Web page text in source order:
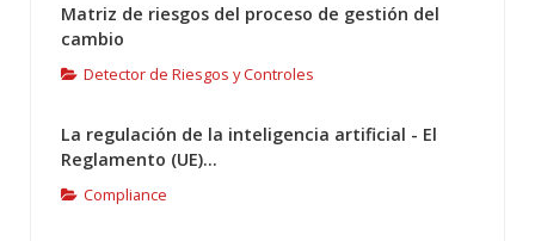
Matriz de riesgos del proceso de gestión del
cambio
Detector de Riesgos y Controles
La regulación de la inteligencia artificial - El
Reglamento (UE)...
Compliance